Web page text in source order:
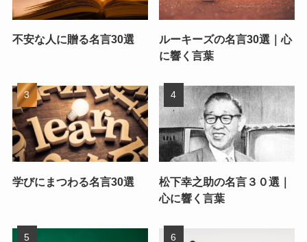
不安な人に贈る名言30選
ルーキーズの名言30選｜心
に響く言葉
学びにまつわる名言30選
松下幸之助の名言３０選｜
心に響く言葉